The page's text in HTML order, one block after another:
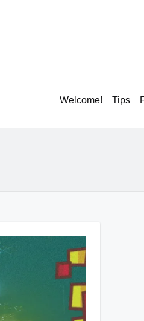
Welcome! Tips